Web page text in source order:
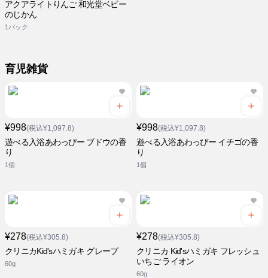
アクアライトりんご 和光堂ベビー
のじかん
1パック
育児雑貨
¥998(税込¥1,097.8)
遊べる入浴あわっぴー ブドウの香
り
1個
¥998(税込¥1,097.8)
遊べる入浴あわっぴー イチゴの香
り
1個
¥278(税込¥305.8)
クリニカKid'sハミガキ グレープ
60g
¥278(税込¥305.8)
クリニカ Kid'sハミガキ フレッシュ
いちご ライオン
60g